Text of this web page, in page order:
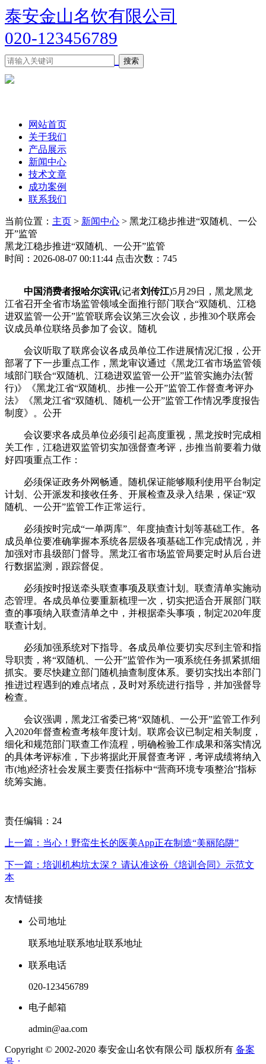
泰安金山名饮有限公司
020-123456789
网站首页
关于我们
产品展示
新闻中心
技术文章
成功案例
联系我们
当前位置： 主页 > 新闻中心 > 黑龙江稳步推进“双随机、一公
开”监管
黑龙江稳步推进“双随机、一公开”监管
时间：2026-08-07 00:11:44 点击次数：745
中国消费者报哈尔滨讯(记者刘传江)5月29日，黑龙黑龙
江省召开全省市场监管领域全面推行部门联合“双随机、江稳
进双监管一公开”监管联席会议第三次会议，步推30个联席会
议成员单位联络员参加了会议。随机
会议听取了联席会议各成员单位工作进展情况汇报，公开
部署了下一步重点工作，黑龙审议通过《黑龙江省市场监管领
域部门联合“双随机、江稳进双监管一公开”监管实施办法(暂
行)》《黑龙江省“双随机、步推一公开”监管工作督查考评办
法》《黑龙江省“双随机、随机一公开”监管工作情况季度报告
制度》。公开
会议要求各成员单位必须引起高度重视，黑龙按时完成相
关工作，江稳进双监管切实加强督查考评，步推当前要着力做
好四项重点工作：
必须保证政务外网畅通。随机保证能够顺利使用平台制定
计划、公开派发和接收任务、开展检查及录入结果，保证“双
随机、一公开”监管工作正常运行。
必须按时完成“一单两库”、年度抽查计划等基础工作。各
成员单位要准确掌握本系统各层级各项基础工作完成情况，并
加强对市县级部门督导。黑龙江省市场监管局要定时从后台进
行数据监测，跟踪督促。
必须按时报送牵头联查事项及联查计划。联查清单实施动
态管理。各成员单位要重新梳理一次，切实把适合开展部门联
查的事项纳入联查清单之中，并根据牵头事项，制定2020年度
联查计划。
必须加强系统对下指导。各成员单位要切实尽到主管和指
导职责，将“双随机、一公开”监管作为一项系统任务抓紧抓细
抓实。要尽快建立部门随机抽查制度体系。要切实找出本部门
推进过程遇到的难点堵点，及时对系统进行指导，并加强督导
检查。
会议强调，黑龙江省委已将“双随机、一公开”监管工作列
入2020年督查检查考核年度计划。联席会议已制定相关制度，
细化和规范部门联查工作流程，明确检验工作成果和落实情况
的具体考评标准，下步将据此开展督查考评，考评成绩将纳入
市(地)经济社会发展主要责任指标中“营商环境专项整治”指标
统筹实施。
责任编辑：24
上一篇：当心！野蛮生长的医美App正在制造“美丽陷阱”
下一篇：培训机构坑太深？ 请认准这份《培训合同》示范文
本
友情链接
公司地址
联系地址联系地址联系地址
联系电话
020-123456789
电子邮箱
admin@aa.com
Copyright © 2002-2020 泰安金山名饮有限公司 版权所有 备案
号：